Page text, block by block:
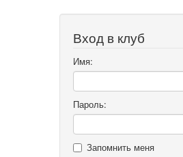
Вход в клуб
Имя:
Пароль:
Запомнить меня